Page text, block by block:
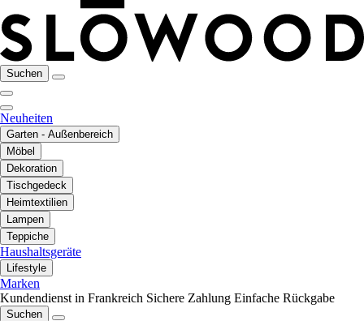
Suchen
Neuheiten
Garten - Außenbereich
Möbel
Dekoration
Tischgedeck
Heimtextilien
Lampen
Teppiche
Haushaltsgeräte
Lifestyle
Marken
Kundendienst in Frankreich Sichere Zahlung Einfache Rückgabe
Suchen